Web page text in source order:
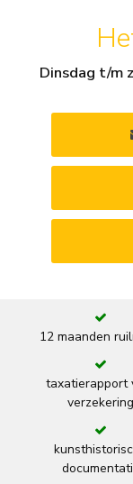
Dinsdag t/m
12 maanden
taxatierapport
verzekering